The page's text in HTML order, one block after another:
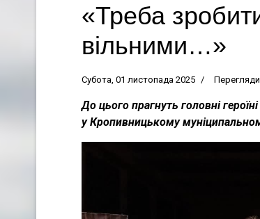
«Треба
вільними…»
Субота, 01 листопада 2025
До цього прагнуть головні
у Кропивницькому